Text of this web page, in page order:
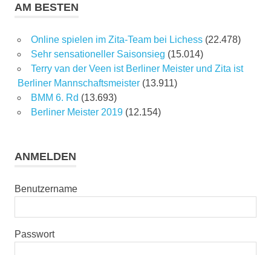
AM BESTEN
Online spielen im Zita-Team bei Lichess (22.478)
Sehr sensationeller Saisonsieg (15.014)
Terry van der Veen ist Berliner Meister und Zita ist
Berliner Mannschaftsmeister (13.911)
BMM 6. Rd (13.693)
Berliner Meister 2019 (12.154)
ANMELDEN
Benutzername
Passwort